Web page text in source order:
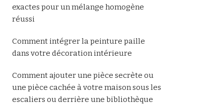
exactes pour un mélange homogène
réussi
Comment intégrer la peinture paille
dans votre décoration intérieure
Comment ajouter une pièce secrète ou
une pièce cachée à votre maison sous les
escaliers ou derrière une bibliothèque